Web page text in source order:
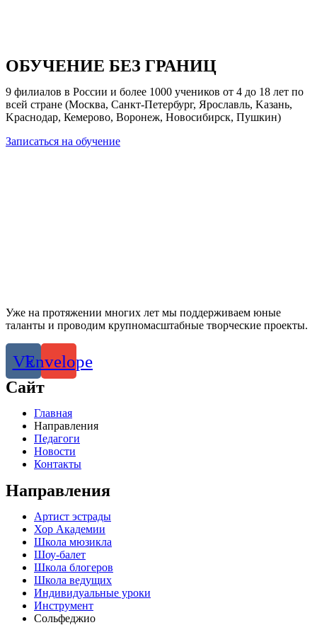
ОБУЧЕНИЕ БЕЗ ГРАНИЦ
9 филиалов в России и более 1000 учеников oт 4 дo 18 лeт по
всей стране (Москва, Санкт-Петербург, Ярославль, Kaзань,
Kpacнoдap, Кемерово, Bopoнeж, Hoвоcибиpcк, Пушкин)
Записаться на обучение
Уже на протяжении многих лет мы поддерживаем юные
таланты и проводим крупномасштабные творческие проекты.
VkEnvelope
Сайт
Главная
Направления
Педагоги
Новости
Контакты
Направления
Артист эстрады
Хор Академии
Школа мюзикла
Шоу-балет
Школа блогеров
Школа ведущих
Индивидуальные уроки
Инструмент
Сольфеджио